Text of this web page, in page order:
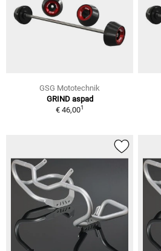
GSG Mototechnik
GRIND aspad
€ 46,001